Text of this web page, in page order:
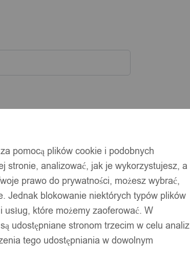
pomocą plików cookie i podobnych
stronie, analizować, jak je wykorzystujesz, a
prawo do prywatności, możesz wybrać,
Jednak blokowanie niektórych typów plików
które możemy zaoferować. W
udostępniane stronom trzecim w celu analiz
tego udostępniania w dowolnym